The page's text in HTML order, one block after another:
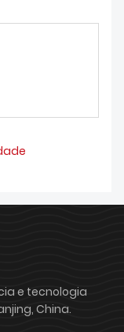
e tecnologia
China.